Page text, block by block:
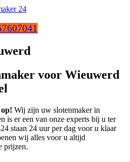
voor Wieuwerd
Wij zijn uw slotenmaker in
is er een van onze experts bij u ter
staan 24 uur per dag voor u klaar
wij alles voor u altijd
prijzen.